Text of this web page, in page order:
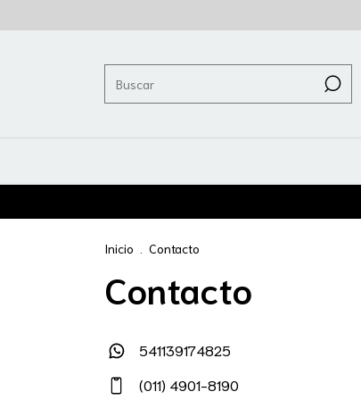
Inicio Contacto
Contacto
541139174825
(011) 4901-8190